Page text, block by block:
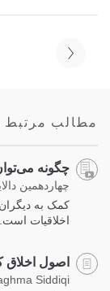
مطالب مرتبط
چگونه
چهاردهمین
کمک به
اخلاقیات است.
اصول اخلاق
Siddiqi